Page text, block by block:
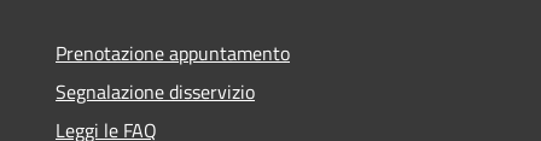
Prenotazione appuntamento
Segnalazione disservizio
Leggi le FAQ